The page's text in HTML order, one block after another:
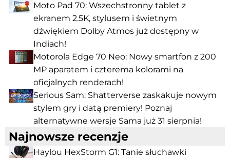
Moto Pad 70: Wszechstronny tablet z
ekranem 2.5K, stylusem i świetnym
dźwiękiem Dolby Atmos już dostępny w
Indiach!
Motorola Edge 70 Neo: Nowy smartfon z 200
MP aparatem i czterema kolorami na
oficjalnych renderach!
Serious Sam: Shatterverse zaskakuje nowym
stylem gry i datą premiery! Poznaj
alternatywne wersje Sama już 31 sierpnia!
Najnowsze recenzje
Haylou HexStorm G1: Tanie słuchawki